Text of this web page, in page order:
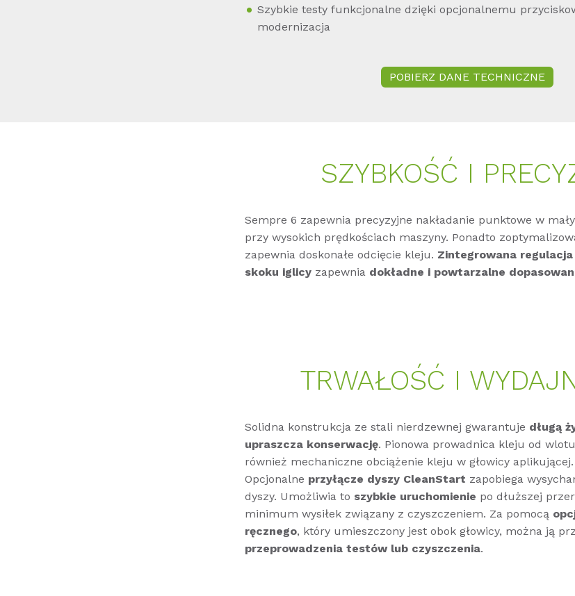
Szybkie testy funkcjonalne dzięki opcjonalnemu
modernizacja
POBIERZ DANE TECHNICZNE
SZYBKOŚĆ I
Sempre 6 zapewnia precyzyjne nakładanie punktowe w
przy wysokich prędkościach maszyny. Ponadto
zapewnia doskonałe odcięcie kleju. Zintegrowana
skoku iglicy zapewnia dokładne i powtarzalne
TRWAŁOŚĆ I
Solidna konstrukcja ze stali nierdzewnej gwarantuje długą
upraszcza konserwację. Pionowa prowadnica kleju od
również mechaniczne obciążenie kleju w głowicy aplikującej.
Opcjonalne przyłącze dyszy CleanStart zapobiega
dyszy. Umożliwia to szybkie uruchomienie po dłuższej
minimum wysiłek związany z czyszczeniem. Za pomocą
ręcznego, który umieszczony jest obok głowicy, można ją
przeprowadzenia testów lub czyszczenia.